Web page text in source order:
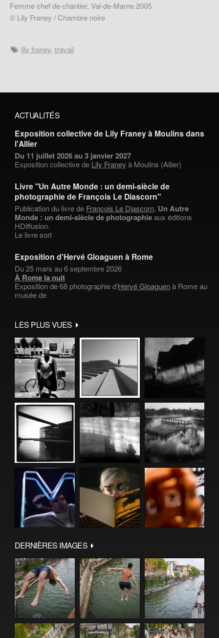
Femme chef de chantier, Val-de-Marne.2005
© Lily Franey / Chambre noire
lily franey,travail
ACTUALITÉS
Exposition collective de Lily Franey à Moulins dans
l'Allier
Du 11 juillet 2026 au 3 janvier 2027
Exposition collective de Lily Franey à Moulins (Allier)
Livre "Un Autre Monde : un demi-siècle de
photographie de François Le Diascorn"
Publication du livre de François Le Diascorn, Un Autre
Monde : un demi-siècle de photographieaux éditions
HDiffusion.
Le livre sort
Exposition d'Hervé Gloaguen à Rome
Du 25 mars au 6 septembre 2026
À Rome la nuit
Exposition de 68 photographie d'Hervé Gloaguenà Rome au
musée de
LES PLUS VUES
DERNIÈRES IMAGES